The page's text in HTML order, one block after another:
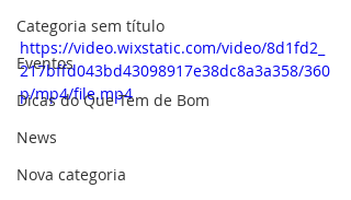
Categoria sem título
Eventos
Dicas do Que Tem de Bom
News
Nova categoria
https://video.wixstatic.com/video/8d1fd2_
217bffd043bd43098917e38dc8a3a358/360
p/mp4/file.mp4